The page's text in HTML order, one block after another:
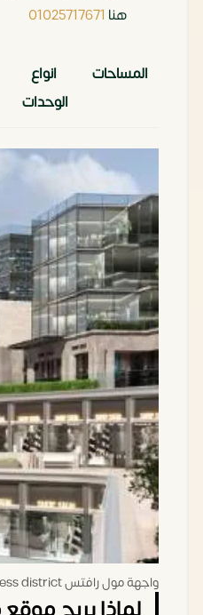
هنا 01025717671
المساحات
انواع
الوحدات
35متر
مكتب
40متر
عيادة
طبية
20متر
محل
تجاري
واجهة مول رافتس rafts business district